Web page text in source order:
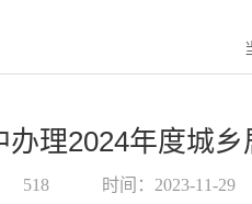
理2024年度城
518 时间：2023-11-29